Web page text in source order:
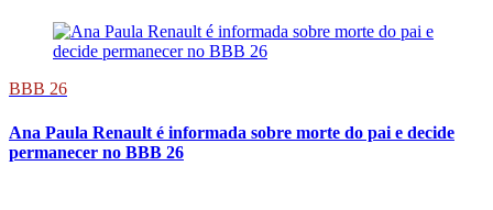
BBB 26
Ana Paula Renault é informada sobre morte do pai e decide
permanecer no BBB 26